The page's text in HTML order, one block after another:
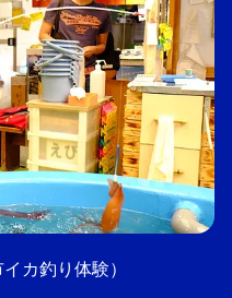
カ釣り体験）